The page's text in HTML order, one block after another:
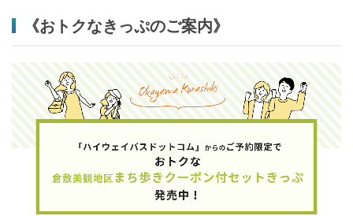
《おトクなきっぷのご案内》​